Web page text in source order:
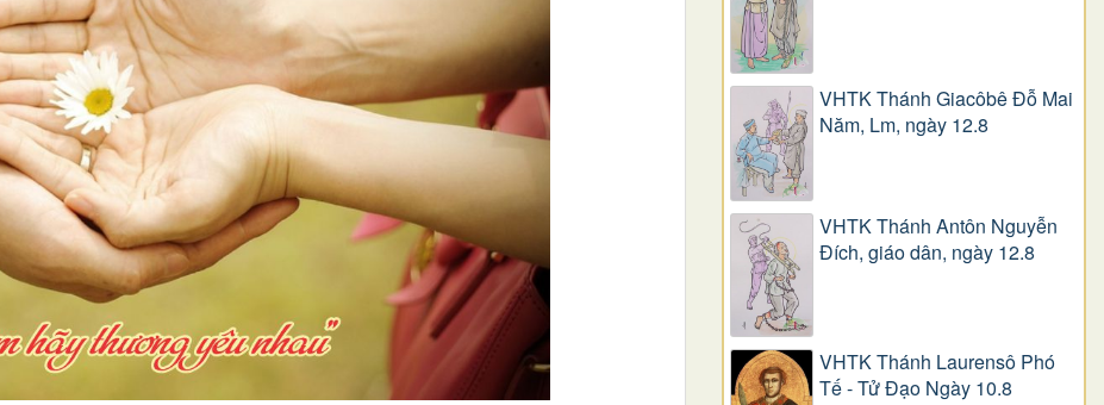
VHTK Thánh Giacôbê Ðỗ Mai
Năm, Lm, ngày 12.8
VHTK Thánh Antôn Nguyễn
Ðích, giáo dân, ngày 12.8
VHTK Thánh Laurensô Phó
Tế - Tử Đạo Ngày 10.8